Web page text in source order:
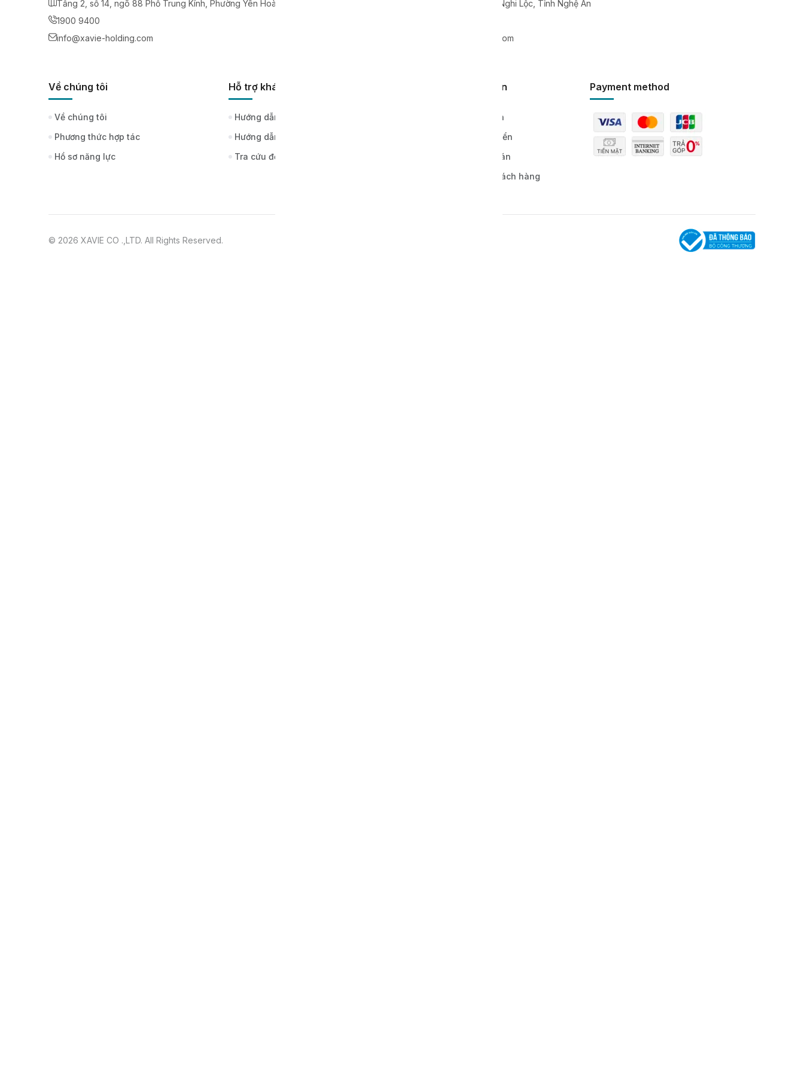
Tầng 2, số 14, ngõ 88 Phố Trung Kính, Phường Yên Hoà, Quận Cầu Giấy, TP. Hà Nội
1900 9400
info@xavie-holding.com
Xã Nghi Hoa, Huyện Nghi Lộc, Tỉnh Nghệ An
info@xavie-holding.com
Về chúng tôi
Về chúng tôi
Phương thức hợp tác
Hồ sơ năng lực
Hỗ trợ khách hàng
Hướng dẫn đặt hàng
Hướng dẫn thanh toán
Tra cứu đơn hàng
Quy định, điều khoản
Chính sách bảo hành
Chính sách vận chuyển
Chính sách thanh toán
Bảo mật thông tin khách hàng
Payment method
© 2026 XAVIE CO .,LTD. All Rights Reserved.